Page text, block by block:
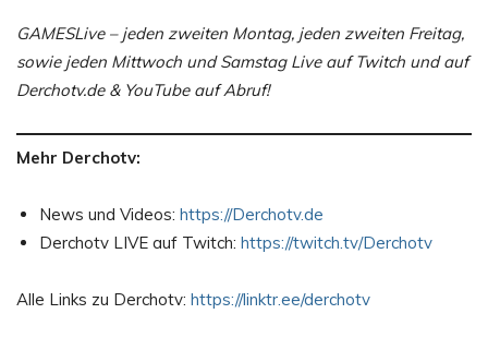
GAMESLive – jeden zweiten Montag, jeden zweiten Freitag,
sowie jeden Mittwoch und Samstag Live auf Twitch und auf
Derchotv.de & YouTube auf Abruf!
Mehr Derchotv:
News und Videos: https://Derchotv.de
Derchotv LIVE auf Twitch: https://twitch.tv/Derchotv
Alle Links zu Derchotv: https://linktr.ee/derchotv